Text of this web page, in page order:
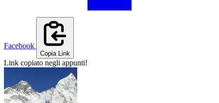
Facebook
Copia Link
Link copiato negli appunti!